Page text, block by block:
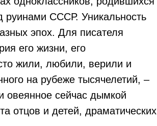
руинами СССР. Уникальность
эпох. Для писателя
его жизни, его
жили, любили, верили и
на рубеже тысячелетий, –
овеянное сейчас дымкой
отцов и детей, драматических